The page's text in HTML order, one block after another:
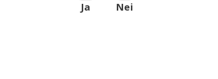
Ja Nei